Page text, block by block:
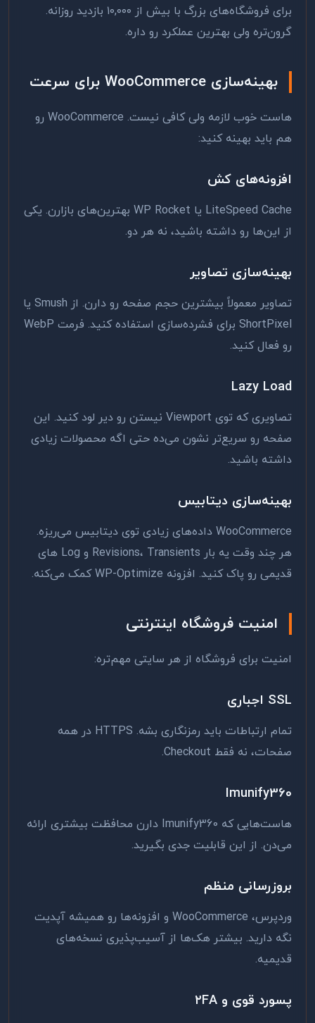
برای فروشگاه‌های بزرگ با بیش از ۱۰,۰۰۰ بازدید روزانه.
گرون‌تره ولی بهترین عملکرد رو داره.
بهینه‌سازی WooCommerce برای سرعت
هاست خوب لازمه ولی کافی نیست. WooCommerce رو
هم باید بهینه کنید:
افزونه‌های کش
LiteSpeed Cache یا WP Rocket بهترین‌های بازارن. یکی
از این‌ها رو داشته باشید، نه هر دو.
بهینه‌سازی تصاویر
تصاویر معمولاً بیشترین حجم صفحه رو دارن. از Smush یا
ShortPixel برای فشرده‌سازی استفاده کنید. فرمت WebP
رو فعال کنید.
Lazy Load
تصاویری که توی Viewport نیستن رو دیر لود کنید. این
صفحه رو سریع‌تر نشون می‌ده حتی اگه محصولات زیادی
داشته باشید.
بهینه‌سازی دیتابیس
WooCommerce داده‌های زیادی توی دیتابیس می‌ریزه.
هر چند وقت یه بار Revisions، Transients و Log های
قدیمی رو پاک کنید. افزونه WP-Optimize کمک می‌کنه.
امنیت فروشگاه اینترنتی
امنیت برای فروشگاه از هر سایتی مهم‌تره:
SSL اجباری
تمام ارتباطات باید رمزنگاری بشه. HTTPS در همه
صفحات، نه فقط Checkout.
Imunify360
هاست‌هایی که Imunify360 دارن محافظت بیشتری ارائه
می‌دن. از این قابلیت جدی بگیرید.
بروزرسانی منظم
وردپرس، WooCommerce و افزونه‌ها رو همیشه آپدیت
نگه دارید. بیشتر هک‌ها از آسیب‌پذیری نسخه‌های
قدیمیه.
پسورد قوی و ۲FA